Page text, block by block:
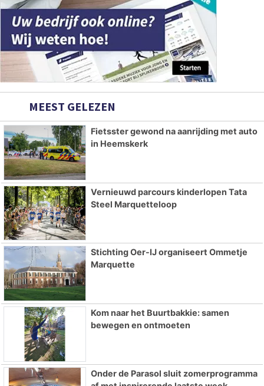
MEEST GELEZEN
Fietsster gewond na aanrijding met auto
in Heemskerk
Vernieuwd parcours kinderlopen Tata
Steel Marquetteloop
Stichting Oer-IJ organiseert Ommetje
Marquette
Kom naar het Buurtbakkie: samen
bewegen en ontmoeten
Onder de Parasol sluit zomerprogramma